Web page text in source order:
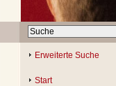
Erweiterte Suche
Start